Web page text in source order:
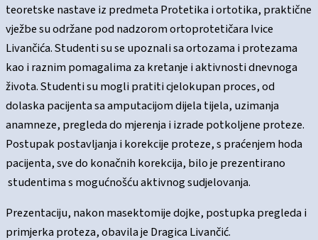
teoretske nastave iz predmeta Protetika i ortotika, praktične
vježbe su održane pod nadzorom ortoprotetičara Ivice
Livančića. Studenti su se upoznali sa ortozama i protezama
kao i raznim pomagalima za kretanje i aktivnosti dnevnoga
života. Studenti su mogli pratiti cjelokupan proces, od
dolaska pacijenta sa amputacijom dijela tijela, uzimanja
anamneze, pregleda do mjerenja i izrade potkoljene proteze.
Postupak postavljanja i korekcije proteze, s praćenjem hoda
pacijenta, sve do konačnih korekcija, bilo je prezentirano
studentima s mogućnošću aktivnog sudjelovanja.
Prezentaciju, nakon masektomije dojke, postupka pregleda i
primjerka proteza, obavila je Dragica Livančić.